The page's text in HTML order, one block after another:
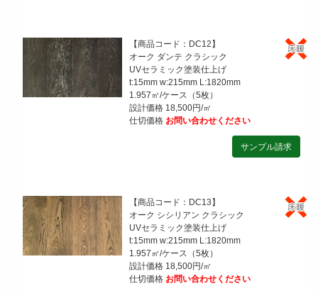
【商品コード：DC12】
オーク ダンテ クラシック
UVセラミック塗装仕上げ
t:15mm w:215mm L:1820mm
1.957㎡/ケース（5枚）
設計価格 18,500円/㎡
仕切価格 お問い合わせください
【商品コード：DC13】
オーク シシリアン クラシック
UVセラミック塗装仕上げ
t:15mm w:215mm L:1820mm
1.957㎡/ケース（5枚）
設計価格 18,500円/㎡
仕切価格 お問い合わせください